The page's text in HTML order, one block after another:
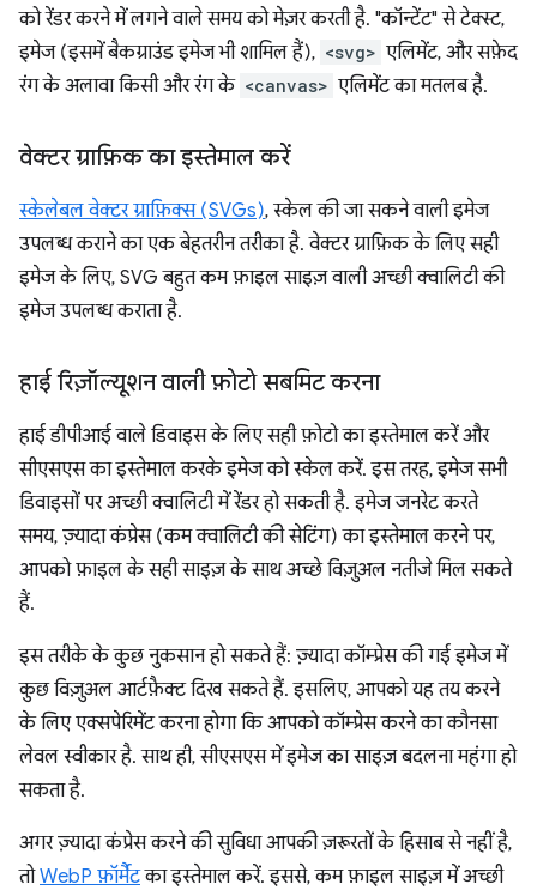
को रेंडर करने में लगने वाले समय को मेज़र करती है. "कॉन्टेंट" से टेक्स्ट,
इमेज (इसमें बैकग्राउंड इमेज भी शामिल हैं), <svg> एलिमेंट, और सफ़ेद
रंग के अलावा किसी और रंग के <canvas> एलिमेंट का मतलब है.
वेक्टर ग्राफ़िक का इस्तेमाल करें
स्केलेबल वेक्टर ग्राफ़िक्स (SVGs), स्केल की जा सकने वाली इमेज
उपलब्ध कराने का एक बेहतरीन तरीका है. वेक्टर ग्राफ़िक के लिए सही
इमेज के लिए, SVG बहुत कम फ़ाइल साइज़ वाली अच्छी क्वालिटी की
इमेज उपलब्ध कराता है.
हाई रिज़ॉल्यूशन वाली फ़ोटो सबमिट करना
हाई डीपीआई वाले डिवाइस के लिए सही फ़ोटो का इस्तेमाल करें और
सीएसएस का इस्तेमाल करके इमेज को स्केल करें. इस तरह, इमेज सभी
डिवाइसों पर अच्छी क्वालिटी में रेंडर हो सकती है. इमेज जनरेट करते
समय, ज़्यादा कंप्रेस (कम क्वालिटी की सेटिंग) का इस्तेमाल करने पर,
आपको फ़ाइल के सही साइज़ के साथ अच्छे विज़ुअल नतीजे मिल सकते
हैं.
इस तरीके के कुछ नुकसान हो सकते हैं: ज़्यादा कॉम्प्रेस की गई इमेज में
कुछ विज़ुअल आर्टफ़ैक्ट दिख सकते हैं. इसलिए, आपको यह तय करने
के लिए एक्सपेरिमेंट करना होगा कि आपको कॉम्प्रेस करने का कौनसा
लेवल स्वीकार है. साथ ही, सीएसएस में इमेज का साइज़ बदलना महंगा हो
सकता है.
अगर ज़्यादा कंप्रेस करने की सुविधा आपकी ज़रूरतों के हिसाब से नहीं है,
तोWebP फ़ॉर्मैटका इस्तेमाल करें. इससे, कम फ़ाइल साइज़ में अच्छी